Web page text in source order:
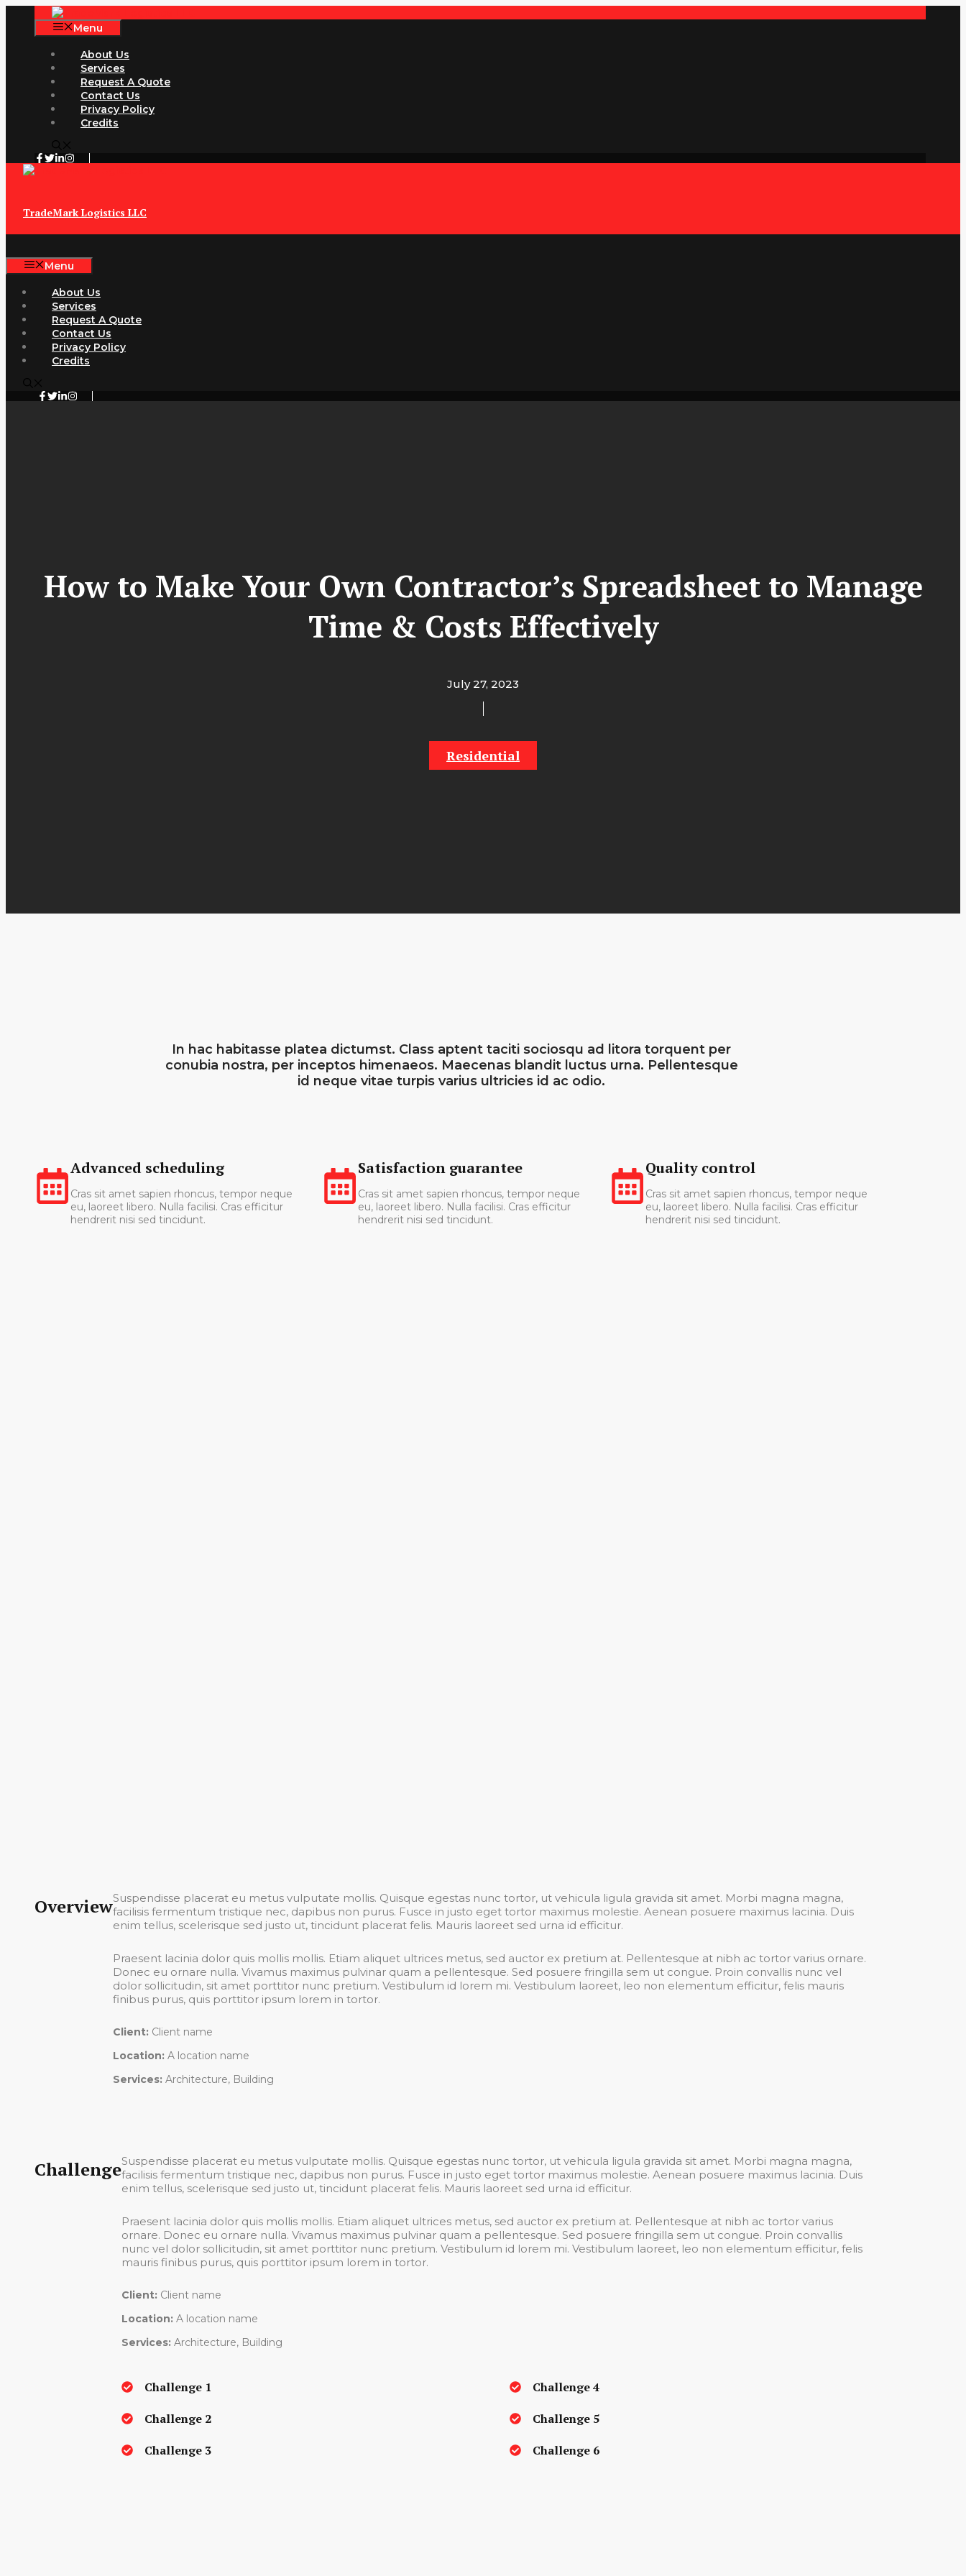
content
Menu
About Us
Services
Request A Quote
Contact Us
Privacy Policy
Credits
TradeMark Logistics LLC
Menu
About Us
Services
Request A Quote
Contact Us
Privacy Policy
Credits
How to Make Your Own Contractor’s Spreadsheet to Manage
Time & Costs Effectively
July 27, 2023
Residential
In hac habitasse platea dictumst. Class aptent taciti sociosqu ad litora torquent per
conubia nostra, per inceptos himenaeos. Maecenas blandit luctus urna. Pellentesque
id neque vitae turpis varius ultricies id ac odio.
Advanced scheduling
Cras sit amet sapien rhoncus, tempor neque
eu, laoreet libero. Nulla facilisi. Cras efficitur
hendrerit nisi sed tincidunt.
Satisfaction guarantee
Cras sit amet sapien rhoncus, tempor neque
eu, laoreet libero. Nulla facilisi. Cras efficitur
hendrerit nisi sed tincidunt.
Quality control
Cras sit amet sapien rhoncus, tempor neque
eu, laoreet libero. Nulla facilisi. Cras efficitur
hendrerit nisi sed tincidunt.
OverviewSuspendisse placerat eu metus vulputate mollis. Quisque egestas nunc tortor, ut vehicula ligula gravida sit amet. Morbi magna magna,
facilisis fermentum tristique nec, dapibus non purus. Fusce in justo eget tortor maximus molestie. Aenean posuere maximus lacinia. Duis
enim tellus, scelerisque sed justo ut, tincidunt placerat felis. Mauris laoreet sed urna id efficitur.
Praesent lacinia dolor quis mollis mollis. Etiam aliquet ultrices metus, sed auctor ex pretium at. Pellentesque at nibh ac tortor varius ornare.
Donec eu ornare nulla. Vivamus maximus pulvinar quam a pellentesque. Sed posuere fringilla sem ut congue. Proin convallis nunc vel
dolor sollicitudin, sit amet porttitor nunc pretium. Vestibulum id lorem mi. Vestibulum laoreet, leo non elementum efficitur, felis mauris
finibus purus, quis porttitor ipsum lorem in tortor.
Client: Client name
Location: A location name
Services: Architecture, Building
ChallengeSuspendisse placerat eu metus vulputate mollis. Quisque egestas nunc tortor, ut vehicula ligula gravida sit amet. Morbi magna magna,
facilisis fermentum tristique nec, dapibus non purus. Fusce in justo eget tortor maximus molestie. Aenean posuere maximus lacinia. Duis
enim tellus, scelerisque sed justo ut, tincidunt placerat felis. Mauris laoreet sed urna id efficitur.
Praesent lacinia dolor quis mollis mollis. Etiam aliquet ultrices metus, sed auctor ex pretium at. Pellentesque at nibh ac tortor varius
ornare. Donec eu ornare nulla. Vivamus maximus pulvinar quam a pellentesque. Sed posuere fringilla sem ut congue. Proin convallis
nunc vel dolor sollicitudin, sit amet porttitor nunc pretium. Vestibulum id lorem mi. Vestibulum laoreet, leo non elementum efficitur, felis
mauris finibus purus, quis porttitor ipsum lorem in tortor.
Client: Client name
Location: A location name
Services: Architecture, Building
Challenge 1
Challenge 2
Challenge 3
Challenge 4
Challenge 5
Challenge 6